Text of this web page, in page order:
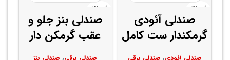
فروخته
صندلی آئودی
گرمکندار ست کامل
صندلی آئودی, صندلی برقی
فروخته
صندلی بنز جلو و
عقب گرمکن دار
صندلی برقی, صندلی بنز